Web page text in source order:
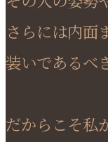
さらには内面
装いであるべ
だからこそ私